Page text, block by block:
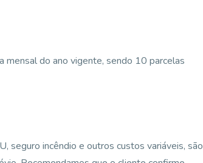
do ano vigente, sendo 10 parcelas
seguro incêndio e outros custos variáveis, são